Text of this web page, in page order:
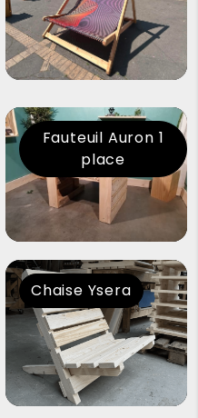
Fauteuil Auron 1
place
Chaise Ysera